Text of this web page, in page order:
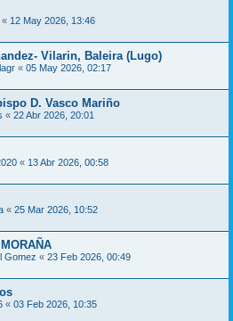
« 12 May 2026, 13:46
Vilarin, Baleira (Lugo)
« 05 May 2026, 02:17
D. Vasco Mariño
« 22 Abr 2026, 20:01
« 13 Abr 2026, 00:58
« 25 Mar 2026, 10:52
Gomez « 23 Feb 2026, 00:49
« 03 Feb 2026, 10:35